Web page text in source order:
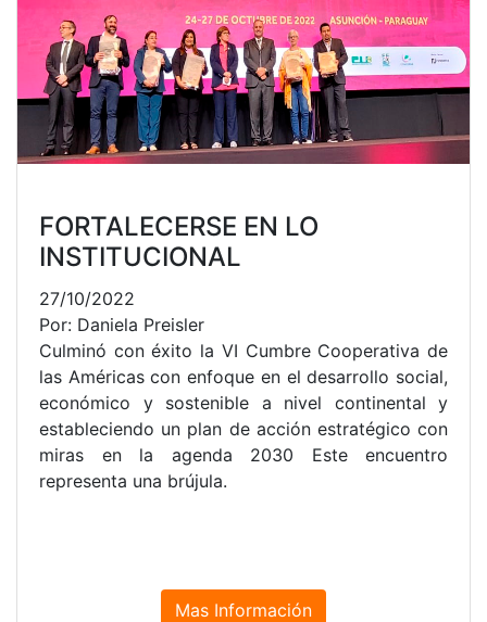
FORTALECERSE EN LO
INSTITUCIONAL
27/10/2022
Por: Daniela Preisler
Culminó con éxito la VI Cumbre Cooperativa de
las Américas con enfoque en el desarrollo social,
económico y sostenible a nivel continental y
estableciendo un plan de acción estratégico con
miras en la agenda 2030 Este encuentro
representa una brújula.
Mas Información